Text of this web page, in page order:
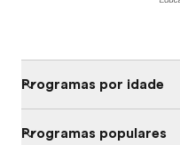
Programas por idade
Programas populares